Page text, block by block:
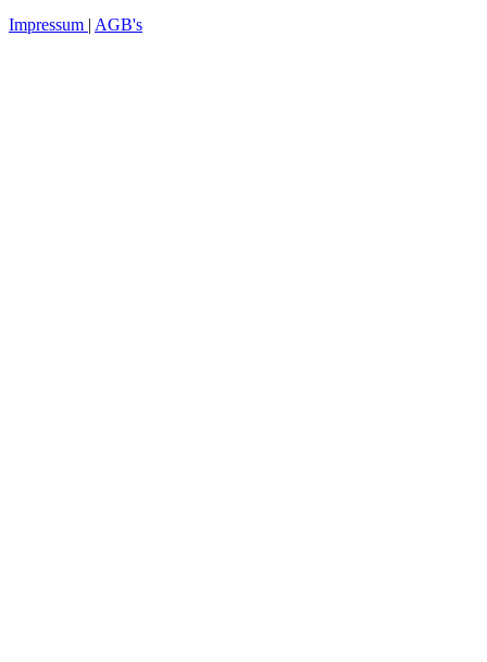
Impressum | AGB's